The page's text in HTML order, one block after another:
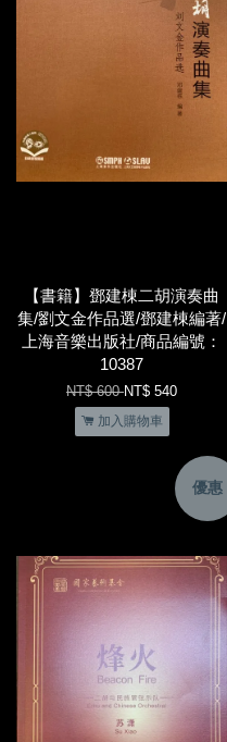
【書籍】鄧建棟二胡演奏曲
集/劉文金作品選/鄧建棟編著/
上海音樂出版社/商品編號：
10387
NT$ 600NT$ 540
加入購物車
優惠